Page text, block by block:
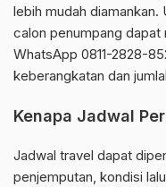
lebih mudah diamankan.
calon penumpang dapat
WhatsApp 0811-2828-
keberangkatan dan
Kenapa Jadwal
Jadwal travel dapat
penjemputan, kondisi